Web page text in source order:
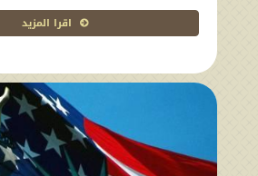
اقرا المزيد